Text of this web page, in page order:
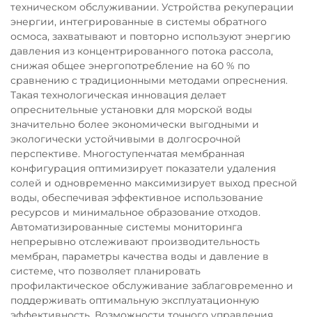
техническом обслуживании. Устройства рекуперации
энергии, интегрированные в системы обратного
осмоса, захватывают и повторно используют энергию
давления из концентрированного потока рассола,
снижая общее энергопотребление на 60 % по
сравнению с традиционными методами опреснения.
Такая технологическая инновация делает
опреснительные установки для морской воды
значительно более экономически выгодными и
экологически устойчивыми в долгосрочной
перспективе. Многоступенчатая мембранная
конфигурация оптимизирует показатели удаления
солей и одновременно максимизирует выход пресной
воды, обеспечивая эффективное использование
ресурсов и минимальное образование отходов.
Автоматизированные системы мониторинга
непрерывно отслеживают производительность
мембран, параметры качества воды и давление в
системе, что позволяет планировать
профилактическое обслуживание заблаговременно и
поддерживать оптимальную эксплуатационную